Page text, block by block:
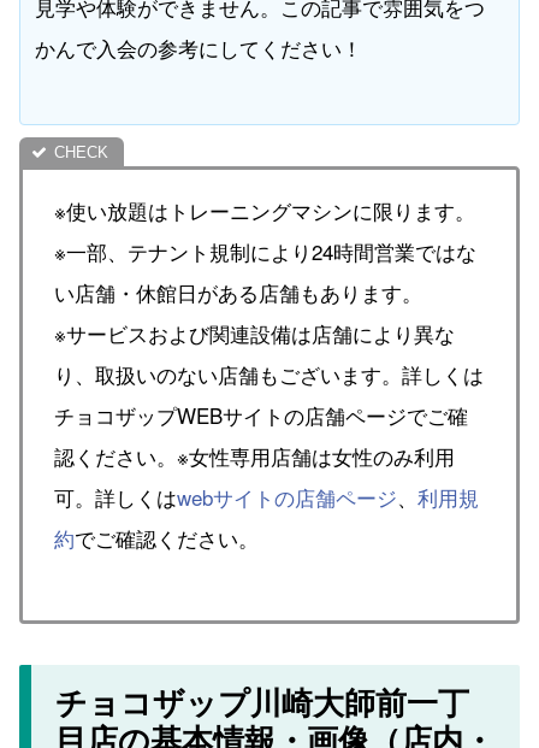
見学や体験ができません。この記事で雰囲気をつ
かんで入会の参考にしてください！
※使い放題はトレーニングマシンに限ります。
※一部、テナント規制により24時間営業ではな
い店舗・休館日がある店舗もあります。
※サービスおよび関連設備は店舗により異な
り、取扱いのない店舗もございます。詳しくは
チョコザップWEBサイトの店舗ページでご確
認ください。※女性専用店舗は女性のみ利用
可。詳しくはwebサイトの店舗ページ、 利用規
約でご確認ください。
チョコザップ川崎大師前一丁
目店の基本情報・画像（店内・